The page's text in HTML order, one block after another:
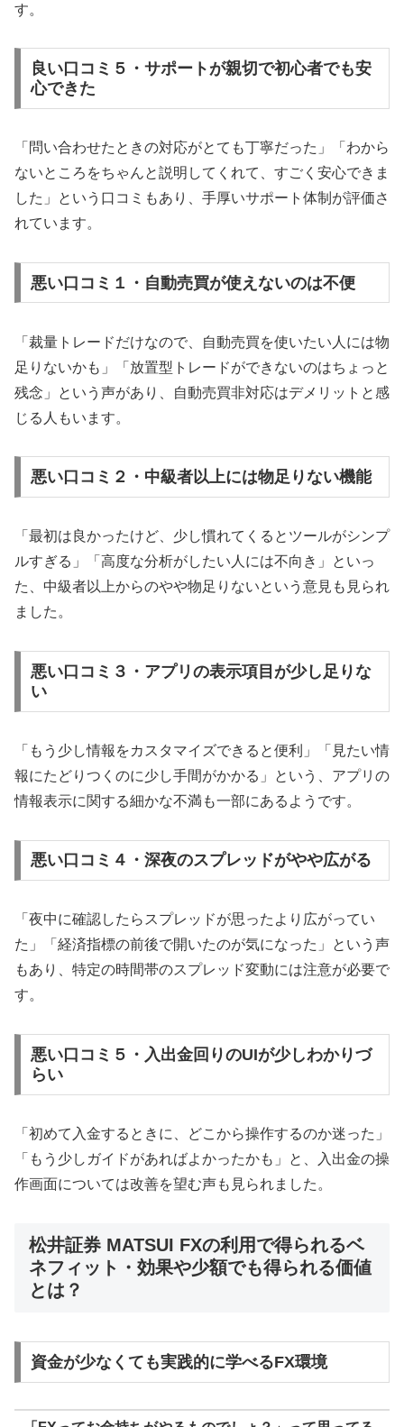
す。
良い口コミ５・サポートが親切で初心者でも安
心できた
「問い合わせたときの対応がとても丁寧だった」「わから
ないところをちゃんと説明してくれて、すごく安心できま
した」という口コミもあり、手厚いサポート体制が評価さ
れています。
悪い口コミ１・自動売買が使えないのは不便
「裁量トレードだけなので、自動売買を使いたい人には物
足りないかも」「放置型トレードができないのはちょっと
残念」という声があり、自動売買非対応はデメリットと感
じる人もいます。
悪い口コミ２・中級者以上には物足りない機能
「最初は良かったけど、少し慣れてくるとツールがシンプ
ルすぎる」「高度な分析がしたい人には不向き」といっ
た、中級者以上からのやや物足りないという意見も見られ
ました。
悪い口コミ３・アプリの表示項目が少し足りな
い
「もう少し情報をカスタマイズできると便利」「見たい情
報にたどりつくのに少し手間がかかる」という、アプリの
情報表示に関する細かな不満も一部にあるようです。
悪い口コミ４・深夜のスプレッドがやや広がる
「夜中に確認したらスプレッドが思ったより広がってい
た」「経済指標の前後で開いたのが気になった」という声
もあり、特定の時間帯のスプレッド変動には注意が必要で
す。
悪い口コミ５・入出金回りのUIが少しわかりづ
らい
「初めて入金するときに、どこから操作するのか迷った」
「もう少しガイドがあればよかったかも」と、入出金の操
作画面については改善を望む声も見られました。
松井証券 MATSUI FXの利用で得られるベ
ネフィット・効果や少額でも得られる価値
とは？
資金が少なくても実践的に学べるFX環境